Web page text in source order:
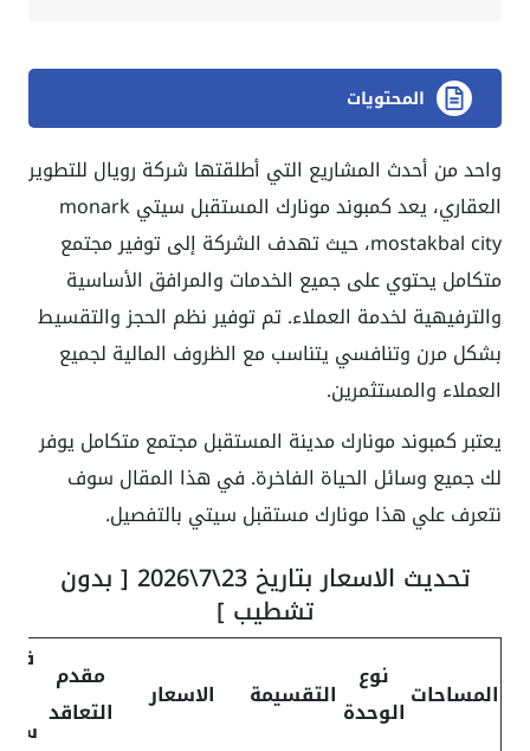
المحتويات
واحد من أحدث المشاريع التي أطلقتها شركة رويال للتطوير
العقاري، يعد كمبوند مونارك المستقبل سيتيmonark
mostakbal city، حيث تهدف الشركة إلى توفير مجتمع
متكامل يحتوي على جميع الخدمات والمرافق الأساسية
والترفيهية لخدمة العملاء. تم توفير نظم الحجز والتقسيط
بشكل مرن وتنافسي يتناسب مع الظروف المالية لجميع
العملاء والمستثمرين.
يعتبر كمبوند مونارك مدينة المستقبل مجتمع متكامل يوفر
لك جميع وسائل الحياة الفاخرة. في هذا المقال سوف
نتعرف علي هذا مونارك مستقبل سيتي بالتفصيل.
تحديث الاسعار بتاريخ 23\7\2026 [ بدون
تشطيب ]
المساحات
نوع
الوحدة التقسيمة الاسعار
مقدم
التعاقد